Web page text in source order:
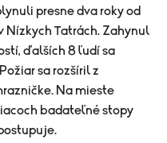
presne dva roky od
Nízkych Tatrách. Zahynul
ďalších 8 ľudí sa
sa rozšíril z
Na mieste
badateľné stopy